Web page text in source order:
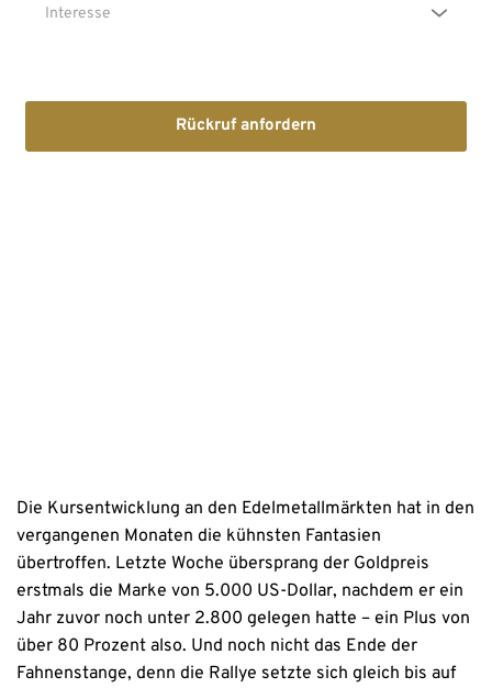
Rückruf anfordern
Die Kursentwicklung an den Edelmetallmärkten hat in den
vergangenen Monaten die kühnsten Fantasien
übertroffen. Letzte Woche übersprang der Goldpreis
erstmals die Marke von 5.000 US-Dollar, nachdem er ein
Jahr zuvor noch unter 2.800 gelegen hatte – ein Plus von
über 80 Prozent also. Und noch nicht das Ende der
Fahnenstange, denn die Rallye setzte sich gleich bis auf